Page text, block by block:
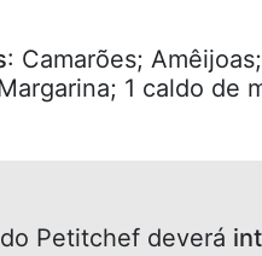
: Camarões;
1 caldo de
do Petitchef deverá